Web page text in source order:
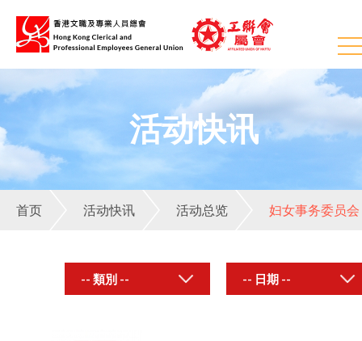
活动快讯
首页 活动快讯 活动总览 妇女事务委员会
-- 類別 --